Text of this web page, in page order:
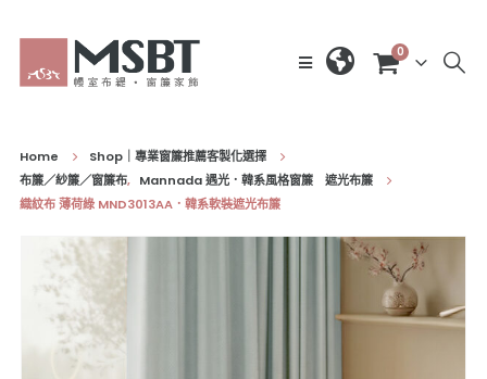
0
Home
Shop｜專業窗簾推薦客製化選擇
布簾／紗簾／窗簾布, Mannada 遇光．韓系風格窗簾 遮光布簾
織紋布 薄荷綠 MND3013AA．韓系軟裝遮光布簾